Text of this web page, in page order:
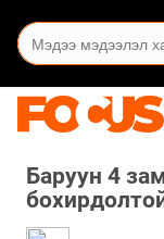
Баруун 4